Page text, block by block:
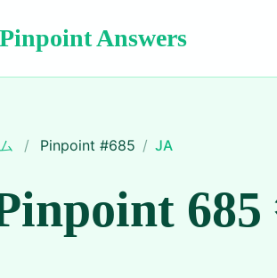
Pinpoint Answers
/ Pinpoint #685 / JA